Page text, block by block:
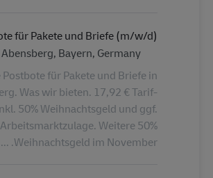
für Pakete und Briefe (m/w/d)
الموقع
Abensberg, Bayern, Germany
Postbote für Pakete und Briefe in
Was wir bieten. 17,92 € Tarif-
50% Weihnachtsgeld und ggf.
Weitere 50%
Weihnachtsgeld im November. ...